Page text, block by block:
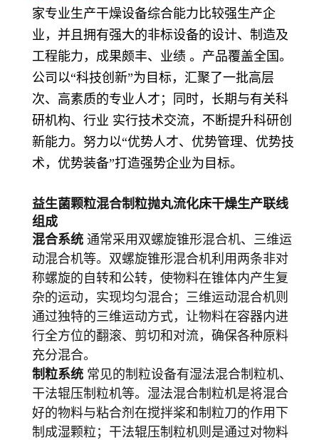
家专业生产干燥设备综合能力比较强生产企
业，并且拥有强大的非标设备的设计、制造及
工程能力，成果颇丰、业绩 。产品覆盖全国。
公司以“科技创新”为目标，汇聚了一批高层
次、高素质的专业人才；同时，长期与有关科
研机构、行业 实行技术交流，不断提升科研创
新能力。努力以“优势人才、优势管理、优势技
术，优势装备”打造强势企业为目标。
益生菌颗粒混合制粒抛丸流化床干燥生产联线
组成
混合系统 通常采用双螺旋锥形混合机、三维运
动混合机等。双螺旋锥形混合机利用两条非对
称螺旋的自转和公转，使物料在锥体内产生复
杂的运动，实现均匀混合；三维运动混合机则
通过独特的三维运动方式，让物料在容器内进
行全方位的翻滚、剪切和对流，确保各种原料
充分混合。
制粒系统 常见的制粒设备有湿法混合制粒机、
干法辊压制粒机等。湿法混合制粒机是将混合
好的物料与粘合剂在搅拌桨和制粒刀的作用下
制成湿颗粒；干法辊压制粒机则是通过对物料